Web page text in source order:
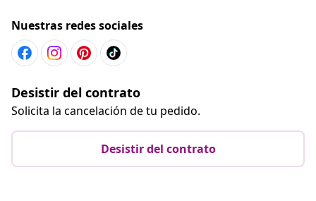
Nuestras redes sociales
Desistir del contrato
Solicita la cancelación de tu pedido.
Desistir del contrato